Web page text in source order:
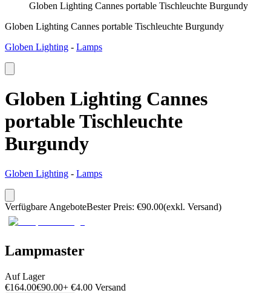
Globen Lighting Cannes portable Tischleuchte Burgundy
Globen Lighting Cannes portable Tischleuchte Burgundy
Globen Lighting - Lamps
Globen Lighting Cannes
portable Tischleuchte
Burgundy
Globen Lighting - Lamps
Verfügbare AngeboteBester Preis: €90.00(exkl. Versand)
Lampmaster
Auf Lager
€164.00€90.00+ €4.00 Versand